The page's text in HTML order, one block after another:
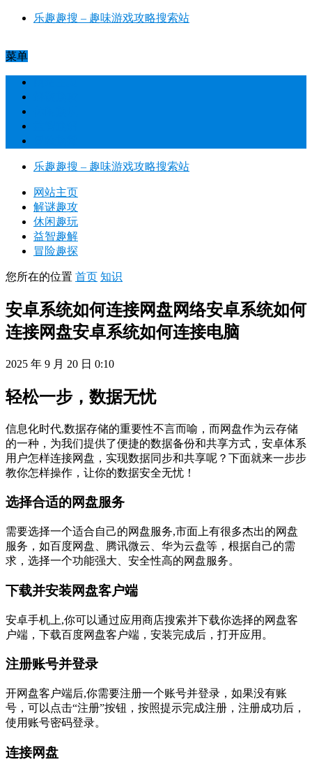
乐趣趣搜 – 趣味游戏攻略搜索站​
菜单
乐趣趣搜 – 趣味游戏攻略搜索站​
网站主页
解谜趣攻
休闲趣玩
益智趣解
冒险趣探
您所在的位置 首页 知识
安卓系统如何连接网盘网络安卓系统如何
连接网盘安卓系统如何连接电脑
2025 年 9 月 20 日 0:10
轻松一步，数据无忧
信息化时代,数据存储的重要性不言而喻，而网盘作为云存储
的一种，为我们提供了便捷的数据备份和共享方式，安卓体系
用户怎样连接网盘，实现数据同步和共享呢？下面就来一步步
教你怎样操作，让你的数据安全无忧！
选择合适的网盘服务
需要选择一个适合自己的网盘服务,市面上有很多杰出的网盘
服务，如百度网盘、腾讯微云、华为云盘等，根据自己的需
求，选择一个功能强大、安全性高的网盘服务。
下载并安装网盘客户端
安卓手机上,你可以通过应用商店搜索并下载你选择的网盘客
户端，下载百度网盘客户端，安装完成后，打开应用。
注册账号并登录
开网盘客户端后,你需要注册一个账号并登录，如果没有账
号，可以点击“注册”按钮，按照提示完成注册，注册成功后，
使用账号密码登录。
连接网盘